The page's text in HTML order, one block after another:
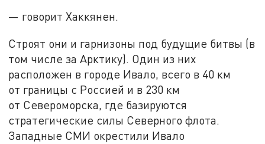
— говорит Хаккянен.
Строят они и гарнизоны под будущие битвы (в
том числе за Арктику). Один из них
расположен в городе Ивало, всего в 40 км
от границы с Россией и в 230 км
от Североморска, где базируются
стратегические силы Северного флота.
Западные СМИ окрестили Ивало